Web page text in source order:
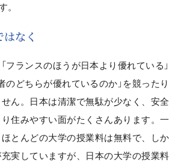
。
なく
フランスのほうが日本より優れている」
のどちらが優れているのか」を競ったり
ん。日本は清潔で無駄が少なく、安全
住みやすい面がたくさんあります。一
とんどの大学の授業料は無料で、しか
実していますが、日本の大学の授業料